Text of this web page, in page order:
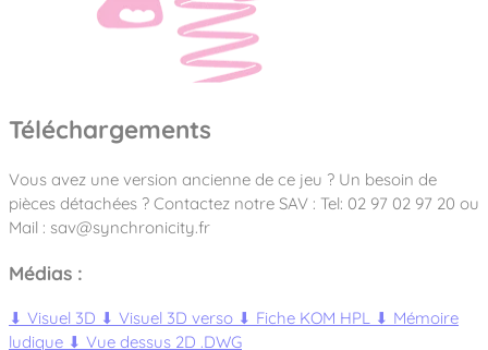
Téléchargements
Vous avez une version ancienne de ce jeu ? Un besoin de
pièces détachées ? Contactez notre SAV : Tel: 02 97 02 97 20 ou
Mail : sav@synchronicity.fr
Médias :
⬇ Visuel 3D ⬇ Visuel 3D verso ⬇ Fiche KOM HPL ⬇ Mémoire
ludique ⬇ Vue dessus 2D .DWG